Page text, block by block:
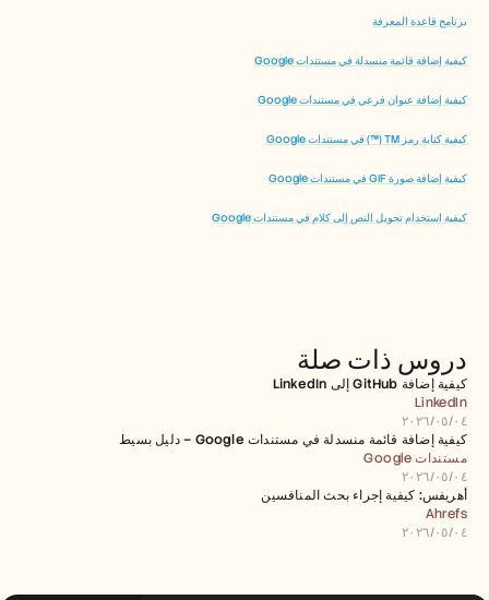
برنامج قاعدة المعرفة
كيفية إضافة قائمة منسدلة في مستندات Google
كيفية إضافة عنوان فرعي في مستندات Google
كيفية كتابة رمز TM (™) في مستندات Google
كيفية إضافة صورة GIF في مستندات Google
كيفية استخدام تحويل النص إلى كلام في مستندات Google
دروس ذات صلة
كيفية إضافة GitHub إلى LinkedIn
LinkedIn
٠٤‏/٠٥‏/٢٠٢٦
كيفية إضافة قائمة منسدلة في مستندات Google – دليل بسيط
مستندات Google
٠٤‏/٠٥‏/٢٠٢٦
أهريفس: كيفية إجراء بحث المنافسين
Ahrefs
٠٤‏/٠٥‏/٢٠٢٦